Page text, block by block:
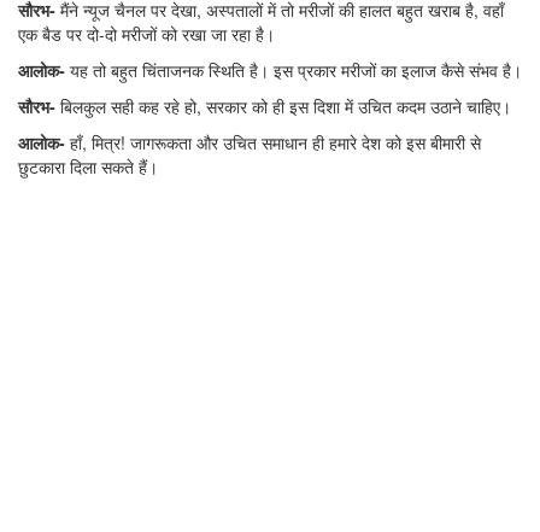
सौरभ- मैंने न्यूज चैनल पर देखा, अस्पतालों में तो मरीजों की हालत बहुत खराब है, वहाँ
एक बैड पर दो-दो मरीजों को रखा जा रहा है।
आलोक- यह तो बहुत चिंताजनक स्थिति है। इस प्रकार मरीजों का इलाज कैसे संभव है।
सौरभ- बिलकुल सही कह रहे हो, सरकार को ही इस दिशा में उचित कदम उठाने चाहिए।
आलोक- हाँ, मित्र! जागरूकता और उचित समाधान ही हमारे देश को इस बीमारी से
छुटकारा दिला सकते हैं।